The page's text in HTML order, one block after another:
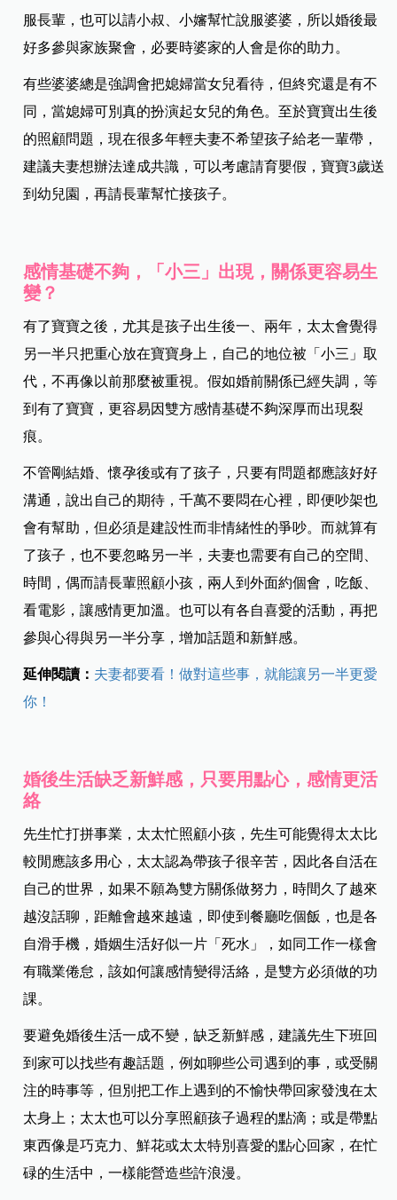
服長輩，也可以請小叔、小嬸幫忙說服婆婆，所以婚後最
好多參與家族聚會，必要時婆家的人會是你的助力。
有些婆婆總是強調會把媳婦當女兒看待，但終究還是有不
同，當媳婦可別真的扮演起女兒的角色。至於寶寶出生後
的照顧問題，現在很多年輕夫妻不希望孩子給老一輩帶，
建議夫妻想辦法達成共識，可以考慮請育嬰假，寶寶3歲送
到幼兒園，再請長輩幫忙接孩子。
感情基礎不夠，「小三」出現，關係更容易生
變？
有了寶寶之後，尤其是孩子出生後一、兩年，太太會覺得
另一半只把重心放在寶寶身上，自己的地位被「小三」取
代，不再像以前那麼被重視。假如婚前關係已經失調，等
到有了寶寶，更容易因雙方感情基礎不夠深厚而出現裂
痕。
不管剛結婚、懷孕後或有了孩子，只要有問題都應該好好
溝通，說出自己的期待，千萬不要悶在心裡，即便吵架也
會有幫助，但必須是建設性而非情緒性的爭吵。而就算有
了孩子，也不要忽略另一半，夫妻也需要有自己的空間、
時間，偶而請長輩照顧小孩，兩人到外面約個會，吃飯、
看電影，讓感情更加溫。也可以有各自喜愛的活動，再把
參與心得與另一半分享，增加話題和新鮮感。
延伸閱讀： 夫妻都要看！做對這些事，就能讓另一半更愛
你！
婚後生活缺乏新鮮感，只要用點心，感情更活
絡
先生忙打拼事業，太太忙照顧小孩，先生可能覺得太太比
較閒應該多用心，太太認為帶孩子很辛苦，因此各自活在
自己的世界，如果不願為雙方關係做努力，時間久了越來
越沒話聊，距離會越來越遠，即使到餐廳吃個飯，也是各
自滑手機，婚姻生活好似一片「死水」，如同工作一樣會
有職業倦怠，該如何讓感情變得活絡，是雙方必須做的功
課。
要避免婚後生活一成不變，缺乏新鮮感，建議先生下班回
到家可以找些有趣話題，例如聊些公司遇到的事，或受關
注的時事等，但別把工作上遇到的不愉快帶回家發洩在太
太身上；太太也可以分享照顧孩子過程的點滴；或是帶點
東西像是巧克力、鮮花或太太特別喜愛的點心回家，在忙
碌的生活中，一樣能營造些許浪漫。